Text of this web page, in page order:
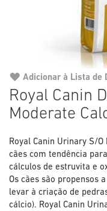
Royal Canin
Moderate
Royal Canin Urinary S/
cães com tendência
cálculos de estruvita e
Os cães são propensos
levar à criação de
cálcio). Royal Canin
Adicionar à Lista de